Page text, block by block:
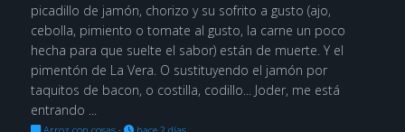
picadillo de jamón, chorizo y su sofrito a gusto (ajo,
cebolla, pimiento o tomate al gusto, la carne un poco
hecha para que suelte el sabor) están de muerte. Y el
pimentón de La Vera. O sustituyendo el jamón por
taquitos de bacon, o costilla, codillo... Joder, me está
entrando ...